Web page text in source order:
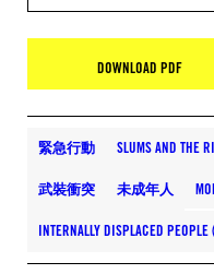
DOWNLOAD PDF
緊急行動 SLUMS AND THE
武裝衝突 未成年人
INTERNALLY DISPLACED